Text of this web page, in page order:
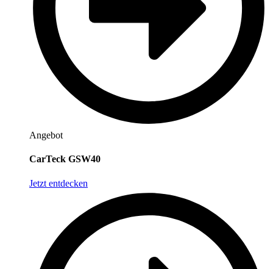
Angebot
CarTeck GSW40
Jetzt entdecken